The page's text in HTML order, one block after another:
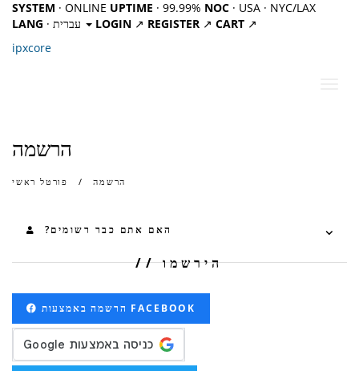
SYSTEM · ONLINE UPTIME · 99.99% NOC · USA · NYC/LAX
LANG
LOGIN ↗ REGISTER ↗ CART ↗
ipxcore
הרשמה
פורטל ראשי הרשמה
?האם אתם כבר רשומים
הירשמו
הרשמה באמצעות FACEBOOK